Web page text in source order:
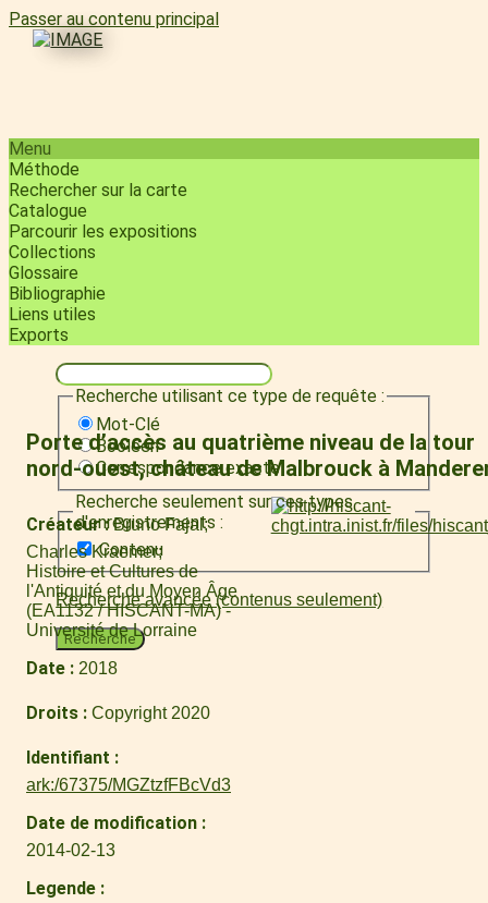
Passer au contenu principal
Menu
Méthode
Rechercher sur la carte
Catalogue
Parcourir les expositions
Collections
Glossaire
Bibliographie
Liens utiles
Exports
Recherche utilisant ce type de requête :
Mot-Clé
Booléen
Correspondance exacte
Recherche seulement sur ces types
d'enregistrements :
Contenu
Recherche avancée (contenus seulement)
Recherche
Porte d’accès au quatrième niveau de la tour
nord-ouest, château de Malbrouck à
Créateur
Bruno Fajal
Charles Kraemer
Histoire et Cultures de
l'Antiquité et du Moyen Âge
(EA1132 / HISCANT-MA) -
Université de Lorraine
Date 2018
Droits Copyright 2020
Identifiant
ark:/67375/MGZtzfFBcVd3
Date de modification
2014-02-13
Legende